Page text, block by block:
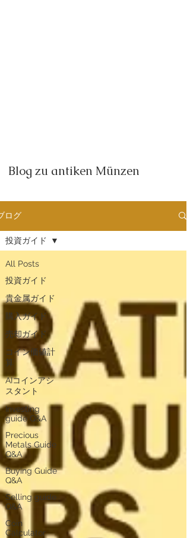
Blog zu antiken Münzen
ログ
All Posts
投資ガイド
貴金属ガイド
購入ガイド
売却ガイド
​コイン価値計
算
AIコインアシ
スタント
Investing
guide Q&A
Precious
Metals Guide
Q&A
Buying Guide
Q&A
Selling guide
Q&A
Coin
Calculator
投資ガイド